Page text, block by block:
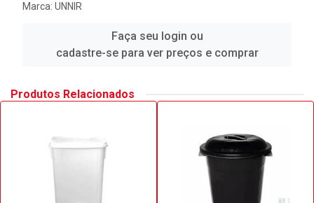
Marca: UNNIR
Faça seu login ou
cadastre-se para ver preços e comprar
Produtos Relacionados